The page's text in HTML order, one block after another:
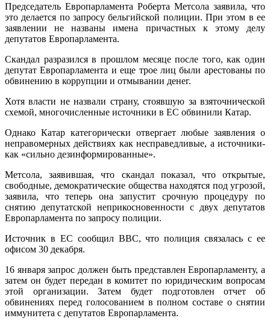
Председатель Европарламента Роберта Метсола заявила, что
это делается по запросу бельгийской полиции. При этом в ее
заявлении не названы имена причастных к этому делу
депутатов Европарламента.
Скандал разразился в прошлом месяце после того, как один
депутат Европарламента и еще трое лиц были арестованы по
обвинению в коррупции и отмывании денег.
Хотя власти не назвали страну, стоявшую за взяточнической
схемой, многочисленные источники в ЕС обвинили Катар.
Однако Катар категорически отвергает любые заявления о
неправомерных действиях как несправедливые, а источники-
как «сильно дезинформированные».
Метсола, заявившая, что скандал показал, что открытые,
свободные, демократические общества находятся под угрозой,
заявила, что теперь она запустит срочную процедуру по
снятию депутатской неприкосновенности с двух депутатов
Европарламента по запросу полиции.
Источник в ЕС сообщил ВВС, что полиция связалась с ее
офисом 30 декабря.
16 января запрос должен быть представлен Европарламенту, а
затем он будет передан в комитет по юридическим вопросам
этой организации. Затем будет подготовлен отчет об
обвинениях перед голосованием в полном составе о снятии
иммунитета с депутатов Европарламента.